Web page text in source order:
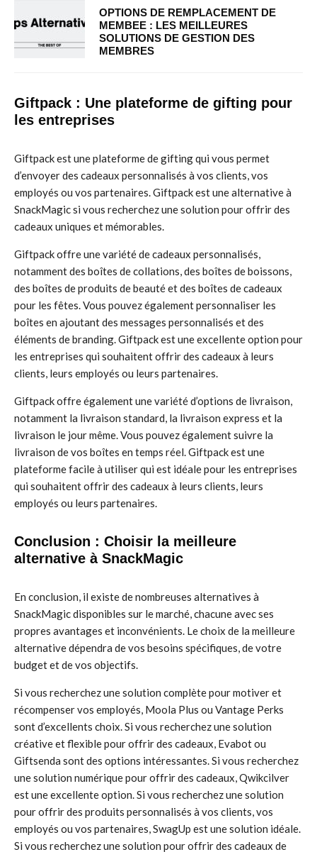
OPTIONS DE REMPLACEMENT DE
MEMBEE : LES MEILLEURES
SOLUTIONS DE GESTION DES
MEMBRES
Giftpack : Une plateforme de gifting pour
les entreprises
Giftpack est une plateforme de gifting qui vous permet
d’envoyer des cadeaux personnalisés à vos clients, vos
employés ou vos partenaires. Giftpack est une alternative à
SnackMagic si vous recherchez une solution pour offrir des
cadeaux uniques et mémorables.
Giftpack offre une variété de cadeaux personnalisés,
notamment des boîtes de collations, des boîtes de boissons,
des boîtes de produits de beauté et des boîtes de cadeaux
pour les fêtes. Vous pouvez également personnaliser les
boîtes en ajoutant des messages personnalisés et des
éléments de branding. Giftpack est une excellente option pour
les entreprises qui souhaitent offrir des cadeaux à leurs
clients, leurs employés ou leurs partenaires.
Giftpack offre également une variété d’options de livraison,
notamment la livraison standard, la livraison express et la
livraison le jour même. Vous pouvez également suivre la
livraison de vos boîtes en temps réel. Giftpack est une
plateforme facile à utiliser qui est idéale pour les entreprises
qui souhaitent offrir des cadeaux à leurs clients, leurs
employés ou leurs partenaires.
Conclusion : Choisir la meilleure
alternative à SnackMagic
En conclusion, il existe de nombreuses alternatives à
SnackMagic disponibles sur le marché, chacune avec ses
propres avantages et inconvénients. Le choix de la meilleure
alternative dépendra de vos besoins spécifiques, de votre
budget et de vos objectifs.
Si vous recherchez une solution complète pour motiver et
récompenser vos employés, Moola Plus ou Vantage Perks
sont d’excellents choix. Si vous recherchez une solution
créative et flexible pour offrir des cadeaux, Evabot ou
Giftsenda sont des options intéressantes. Si vous recherchez
une solution numérique pour offrir des cadeaux, Qwikcilver
est une excellente option. Si vous recherchez une solution
pour offrir des produits personnalisés à vos clients, vos
employés ou vos partenaires, SwagUp est une solution idéale.
Si vous recherchez une solution pour offrir des cadeaux de